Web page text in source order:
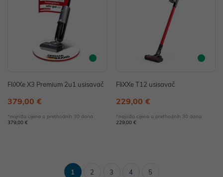
FliXXe X3 Premium 2u1 usisavač
379,00 €
*najniža cijena u prethodnih 30 dana
379,00 €
FliXXe T12 usisavač
229,00 €
*najniža cijena u prethodnih 30 dana
229,00 €
1 2 3 4 5